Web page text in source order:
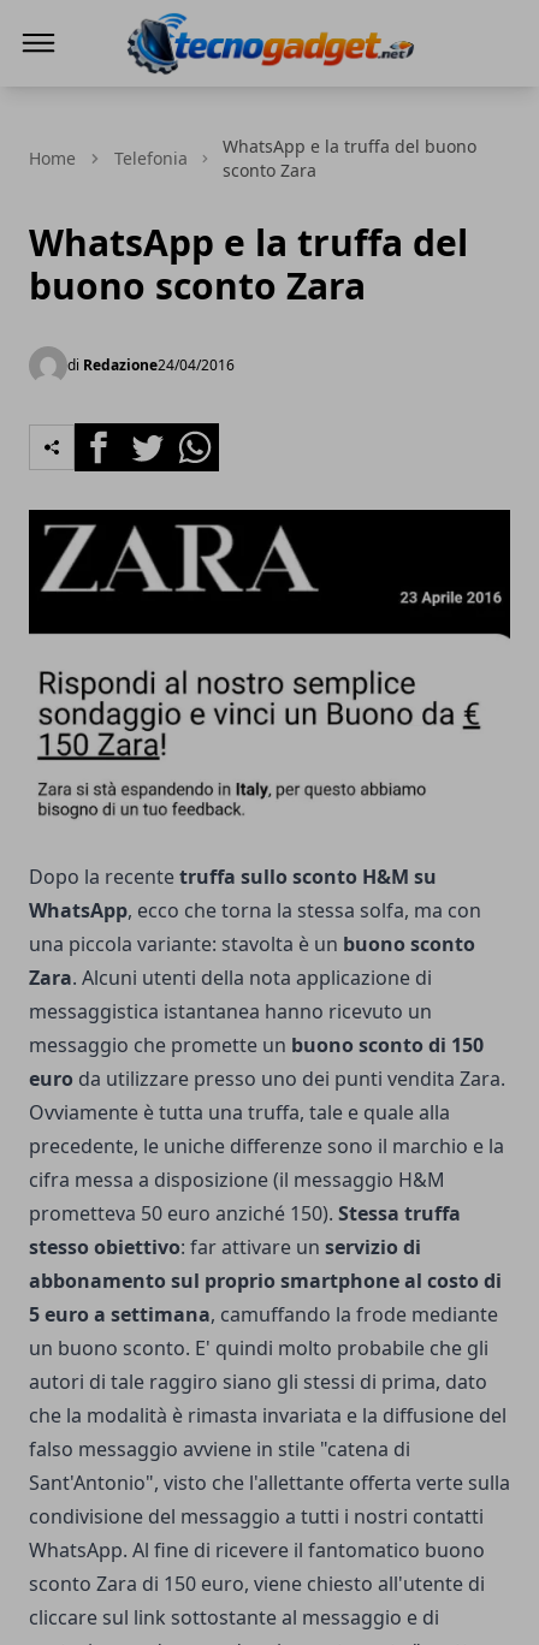
Home Telefonia
WhatsApp e la truffa del buono
sconto Zara
WhatsApp e la truffa del
buono sconto Zara
di Redazione24/04/2016
FacebookTwitterWhatsapp
Dopo la recentetruffa sullo sconto H&M su
WhatsApp, ecco che torna la stessa solfa, ma con
una piccola variante: stavolta è un buono sconto
Zara. Alcuni utenti della nota applicazione di
messaggistica istantanea hanno ricevuto un
messaggio che promette un buono sconto di 150
euro da utilizzare presso uno dei punti vendita Zara.
Ovviamente è tutta una truffa, tale e quale alla
precedente, le uniche differenze sono il marchio e la
cifra messa a disposizione (il messaggio H&M
prometteva 50 euro anziché 150). Stessa truffa
stesso obiettivo: far attivare un servizio di
abbonamento sul proprio smartphone al costo di
5 euro a settimana, camuffando la frode mediante
un buono sconto. E' quindi molto probabile che gli
autori di tale raggiro siano gli stessi di prima, dato
che la modalità è rimasta invariata e la diffusione del
falso messaggio avviene in stile "catena di
Sant'Antonio", visto che l'allettante offerta verte sulla
condivisione del messaggio a tutti i nostri contatti
WhatsApp. Al fine di ricevere il fantomatico buono
sconto Zara di 150 euro, viene chiesto all'utente di
cliccare sul link sottostante al messaggio e di